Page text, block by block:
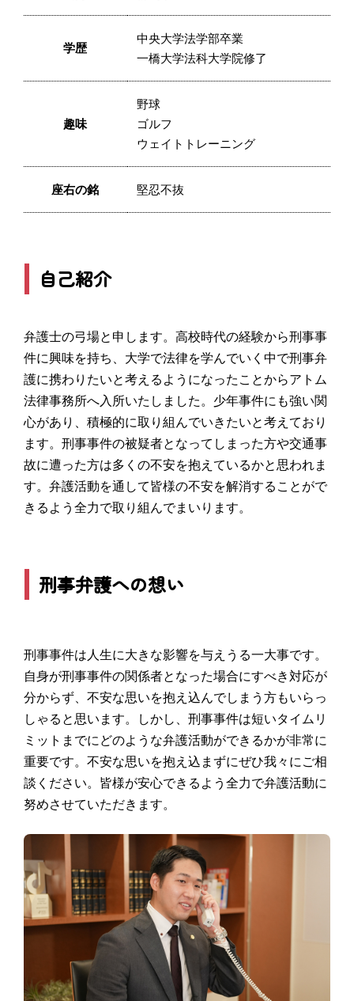
学歴
中央大学法学部卒業
一橋大学法科大学院修了
趣味
野球
ゴルフ
ウェイトトレーニング
座右の銘 堅忍不抜
自己紹介
弁護士の弓場と申します。高校時代の経験から刑事事
件に興味を持ち、大学で法律を学んでいく中で刑事弁
護に携わりたいと考えるようになったことからアトム
法律事務所へ入所いたしました。少年事件にも強い関
心があり、積極的に取り組んでいきたいと考えており
ます。刑事事件の被疑者となってしまった方や交通事
故に遭った方は多くの不安を抱えているかと思われま
す。弁護活動を通して皆様の不安を解消することがで
きるよう全力で取り組んでまいります。
刑事弁護への想い
刑事事件は人生に大きな影響を与えうる一大事です。
自身が刑事事件の関係者となった場合にすべき対応が
分からず、不安な思いを抱え込んでしまう方もいらっ
しゃると思います。しかし、刑事事件は短いタイムリ
ミットまでにどのような弁護活動ができるかが非常に
重要です。不安な思いを抱え込まずにぜひ我々にご相
談ください。皆様が安心できるよう全力で弁護活動に
努めさせていただきます。